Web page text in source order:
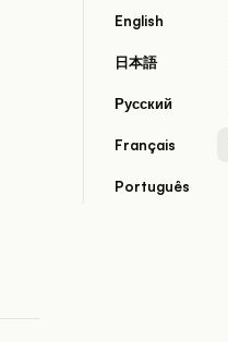
English
日本語
Русский
Français
Português